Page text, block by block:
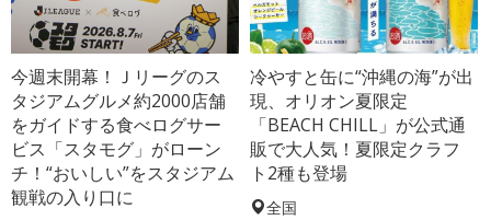
今週末開幕！Ｊリーグのス
タジアムグルメ約2000店舗
をガイドする食べログサー
ビス「スタモグ」がローン
チ！“おいしい”をスタジアム
観戦の入り口に
冷やすと缶に“沖縄の海”が出
現、オリオン夏限定
「BEACH CHILL」が公式通
販で大人気！夏限定クラフ
ト2種も登場
全国